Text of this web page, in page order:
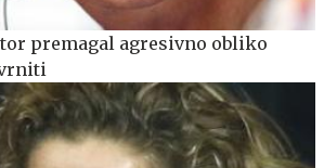
premagal agresivno obliko